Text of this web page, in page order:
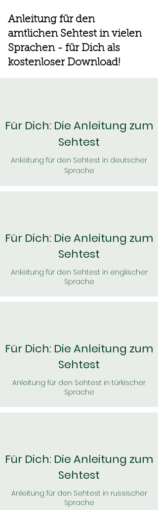
Anleitung für den
amtlichen Sehtest in vielen
Sprachen - für Dich als
kostenloser Download!
Für Dich: Die Anleitung zum
Sehtest
Anleitung für den Sehtest in deutscher
Sprache
Für Dich: Die Anleitung zum
Sehtest
Anleitung für den Sehtest in englischer
Sprache
Für Dich: Die Anleitung zum
Sehtest
Anleitung für den Sehtest in türkischer
Sprache
Für Dich: Die Anleitung zum
Sehtest
Anleitung für den Sehtest in russischer
Sprache